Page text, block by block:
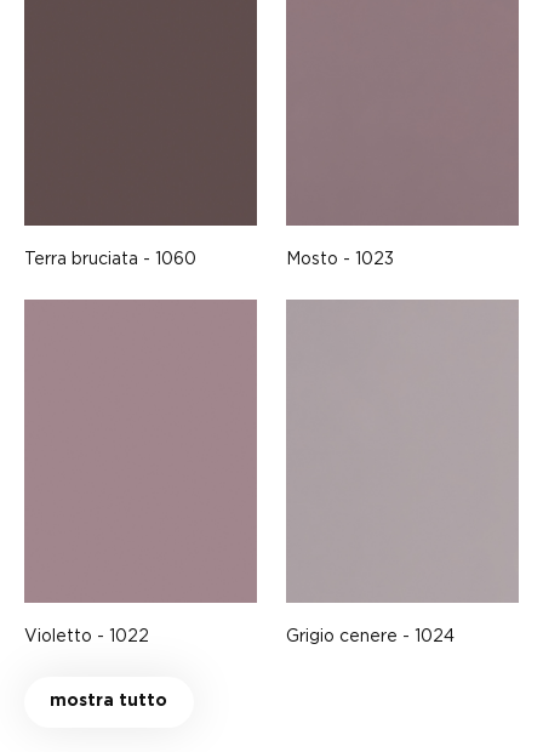
Terra bruciata - 1060 Mosto - 1023
Violetto - 1022 Grigio cenere - 1024
mostra tutto